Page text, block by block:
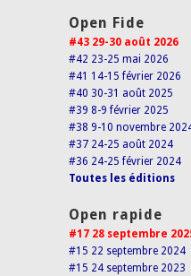
Open Fide
#43 29-30 août 2026
#42 23-25 mai 2026
#41 14-15 février 2026
#40 30-31 août 2025
#39 8-9 février 2025
#38 9-10 novembre
#37 24-25 août 2024
#36 24-25 février 2024
Toutes les éditions
Open rapide
#17 28 septembre
#15 22 septembre 2024
#15 24 septembre 2023